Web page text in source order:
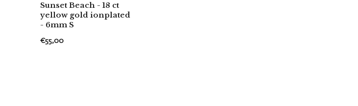
Sunset Beach - 18 ct
yellow gold ionplated
- 6mm S
€55,00